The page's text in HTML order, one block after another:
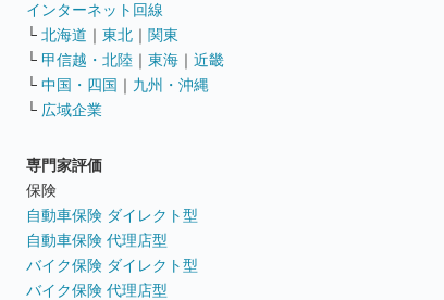
インターネット回線
└ 北海道 ｜ 東北 ｜ 関東
└ 甲信越・北陸 ｜ 東海 ｜ 近畿
└ 中国・四国 ｜ 九州・沖縄
└ 広域企業
専門家評価
保険
自動車保険 ダイレクト型
自動車保険 代理店型
バイク保険 ダイレクト型
バイク保険 代理店型